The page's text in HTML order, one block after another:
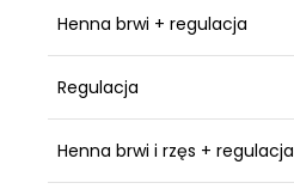
Henna brwi + regulacja
Regulacja
Henna brwi i rzęs + regulacja